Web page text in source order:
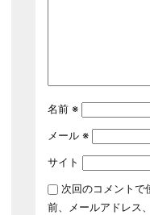
名前 ※
メール ※
サイト
次回のコメントで
前、メールアドレス